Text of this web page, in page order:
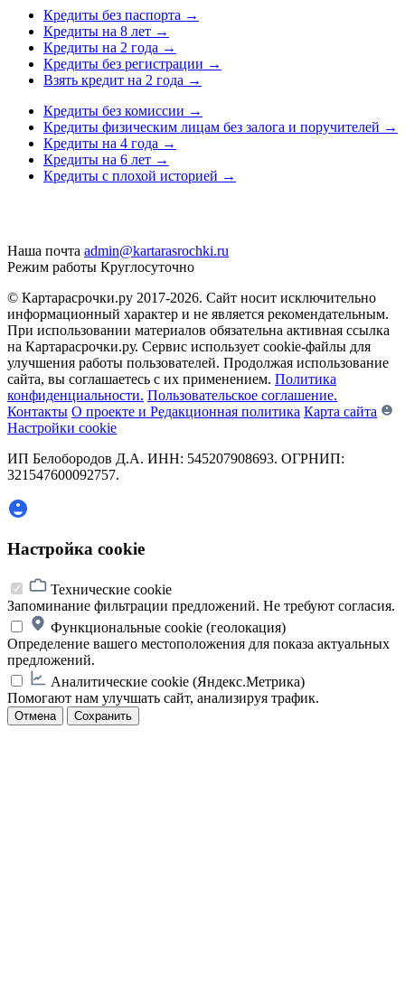
Кредиты без паспорта →
Кредиты на 8 лет →
Кредиты на 2 года →
Кредиты без регистрации →
Взять кредит на 2 года →
Кредиты без комиссии →
Кредиты физическим лицам без залога и поручителей →
Кредиты на 4 года →
Кредиты на 6 лет →
Кредиты с плохой историей →
Наша почта admin@kartarasrochki.ru
Режим работы Круглосуточно
© Картарасрочки.ру 2017-2026. Сайт носит исключительно
информационный характер и не является рекомендательным.
При использовании материалов обязательна активная ссылка
на Картарасрочки.ру. Сервис использует cookie-файлы для
улучшения работы пользователей. Продолжая использование
сайта, вы соглашаетесь с их применением. Политика
конфиденциальности. Пользовательское соглашение.
Контакты О проекте и Редакционная политика Карта сайта
Настройки cookie
ИП Белобородов Д.А. ИНН: 545207908693. ОГРНИП:
321547600092757.
Настройка cookie
Технические cookie
Запоминание фильтрации предложений. Не требуют согласия.
Функциональные cookie (геолокация)
Определение вашего местоположения для показа актуальных
предложений.
Аналитические cookie (Яндекс.Метрика)
Помогают нам улучшать сайт, анализируя трафик.
Отмена Сохранить